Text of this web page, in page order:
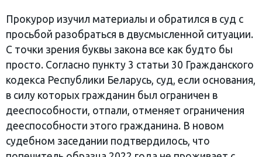
Прокурор изучил материалы и обратился в суд с
просьбой разобраться в двусмысленной ситуации.
С точки зрения буквы закона все как будто бы
просто. Согласно пункту 3 статьи 30 Гражданского
кодекса Республики Беларусь, суд, если основания,
в силу которых гражданин был ограничен в
дееспособности, отпали, отменяет ограничения
дееспособности этого гражданина. В новом
судебном заседании подтвердилось, что